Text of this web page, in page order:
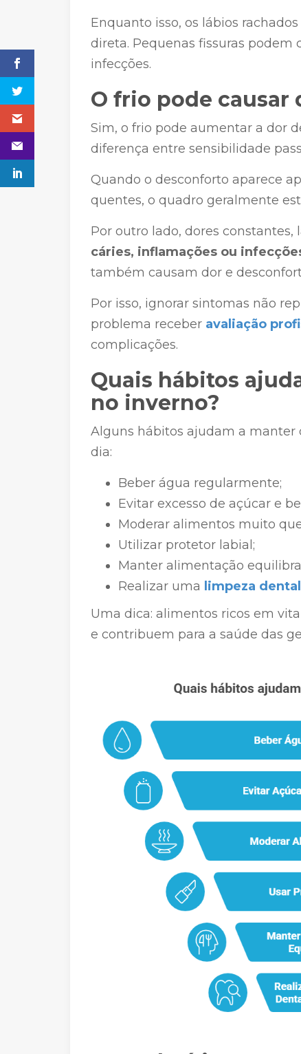
Enquanto isso, os lábios
direta. Pequenas fissuras podem
infecções.
O frio pode causar
Sim, o frio pode aumentar a dor
diferença entre sensibilidade
Quando o desconforto aparece
quentes, o quadro geralmente
Por outro lado, dores
cáries, inflamações ou
também causam dor e
Por isso, ignorar sintomas não
problema receber avaliação
complicações.
Quais hábitos
no inverno?
Alguns hábitos ajudam a manter
dia:
Beber água regularmente;
Evitar excesso de açúcar e
Moderar alimentos muito
Utilizar protetor labial;
Manter alimentação
Realizar uma limpeza
Uma dica: alimentos ricos em
e contribuem para a saúde das